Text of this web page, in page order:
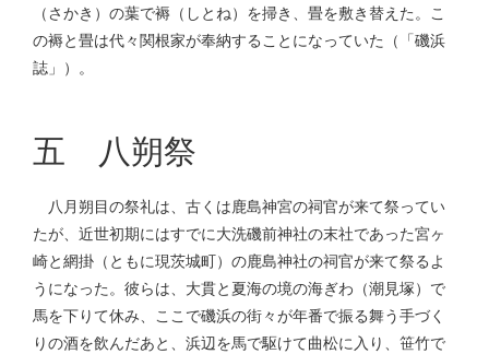
（さかき）の葉で褥（しとね）を掃き、畳を敷き替えた。こ
の褥と畳は代々関根家が奉納することになっていた（「磯浜
誌」）。
五 八朔祭
八月朔目の祭礼は、古くは鹿島神宮の祠官が来て祭ってい
たが、近世初期にはすでに大洗磯前神社の末社であった宮ヶ
崎と網掛（ともに現茨城町）の鹿島神社の祠官が来て祭るよ
うになった。彼らは、大貫と夏海の境の海ぎわ（潮見塚）で
馬を下りて休み、ここで磯浜の街々が年番で振る舞う手づく
りの酒を飲んだあと、浜辺を馬で駆けて曲松に入り、笹竹で